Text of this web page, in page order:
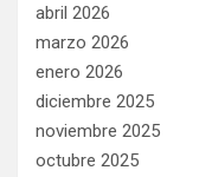
abril 2026
marzo 2026
enero 2026
diciembre 2025
noviembre 2025
octubre 2025